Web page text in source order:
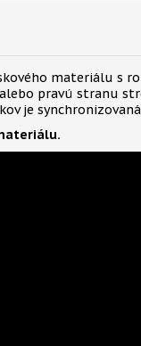
materiálu s
pravú stranu
je